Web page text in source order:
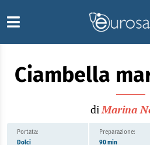
Ciambella
diMarina
Portata:
Dolci
Preparazione:
90 min